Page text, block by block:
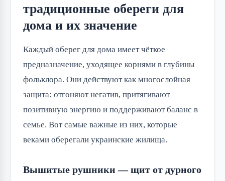
традиционные обереги для
дома и их значение
Каждый оберег для дома имеет чёткое
предназначение, уходящее корнями в глубины
фольклора. Они действуют как многослойная
защита: отгоняют негатив, притягивают
позитивную энергию и поддерживают баланс в
семье. Вот самые важные из них, которые
веками оберегали украинские жилища.
Вышитые рушники — щит от дурного